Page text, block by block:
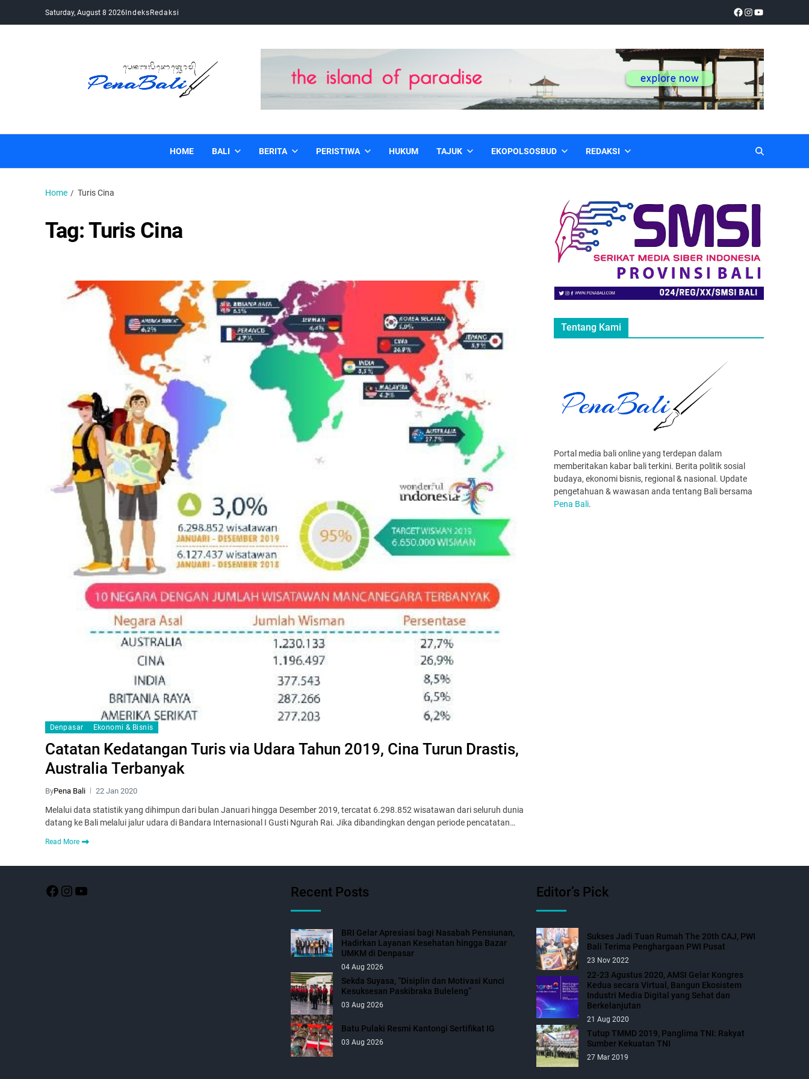
Saturday, August 8 2026IndeksRedaksi
HOME BALI BERITA PERISTIWA HUKUM TAJUK EKOPOLSOSBUD REDAKSI
Home Turis Cina
Tag:Turis Cina
Denpasar Ekonomi & Bisnis
Catatan Kedatangan Turis via Udara Tahun 2019, Cina Turun Drastis,
Australia Terbanyak
ByPena Bali 22 Jan 2020
Melalui data statistik yang dihimpun dari bulan Januari hingga Desember 2019, tercatat 6.298.852 wisatawan dari seluruh dunia
datang ke Bali melalui jalur udara di Bandara Internasional I Gusti Ngurah Rai. Jika dibandingkan dengan periode pencatatan…
Read More
Tentang Kami
Portal media bali online yang terdepan dalam
memberitakan kabar bali terkini. Berita politik sosial
budaya, ekonomi bisnis, regional & nasional. Update
pengetahuan & wawasan anda tentang Bali bersama
Pena Bali.
Recent Posts
BRI Gelar Apresiasi bagi Nasabah Pensiunan,
Hadirkan Layanan Kesehatan hingga Bazar
UMKM di Denpasar
04 Aug 2026
Sekda Suyasa, “Disiplin dan Motivasi Kunci
Kesuksesan Paskibraka Buleleng”
03 Aug 2026
Batu Pulaki Resmi Kantongi Sertifikat IG
03 Aug 2026
Editor’s Pick
Sukses Jadi Tuan Rumah The 20th CAJ, PWI
Bali Terima Penghargaan PWI Pusat
23 Nov 2022
22-23 Agustus 2020, AMSI Gelar Kongres
Kedua secara Virtual, Bangun Ekosistem
Industri Media Digital yang Sehat dan
Berkelanjutan
21 Aug 2020
Tutup TMMD 2019, Panglima TNI: Rakyat
Sumber Kekuatan TNI
27 Mar 2019